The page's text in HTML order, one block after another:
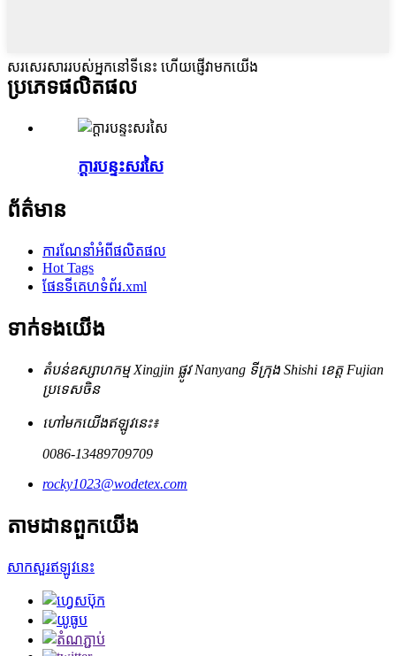
សរសេរសាររបស់អ្នកនៅទីនេះ ហើយផ្ញើវាមកយើង
ប្រភេទផលិតផល
ក្តារបន្ទះសរសៃ
ព័ត៌មាន
ការណែនាំអំពីផលិតផល
Hot Tags
ផែនទីគេហទំព័រ.xml
ទាក់ទង​យើង
តំបន់ឧស្សាហកម្ម Xingjin ផ្លូវ Nanyang ទីក្រុង Shishi ខេត្ត Fujian
ប្រទេសចិន
ហៅមកយើងឥឡូវនេះ៖
0086-13489709709
rocky1023@wodetex.com
តាមដានពួកយើង
សាកសួរឥឡូវនេះ